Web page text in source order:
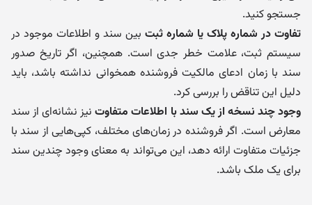
جستجو کنید.
تفاوت در شماره پلاک یا شماره ثبت بین سند و اطلاعات موجود در
سیستم ثبت، علامت خطر جدی است. همچنین، اگر تاریخ صدور
سند با زمان ادعای مالکیت فروشنده همخوانی نداشته باشد، باید
دلیل این تناقض را بررسی کرد.
وجود چند نسخه از یک سند با اطلاعات متفاوتنیز نشانه‌ای از سند
معارض است. اگر فروشنده در زمان‌های مختلف، کپی‌هایی از سند با
جزئیات متفاوت ارائه دهد، این می‌تواند به معنای وجود چندین سند
برای یک ملک باشد.